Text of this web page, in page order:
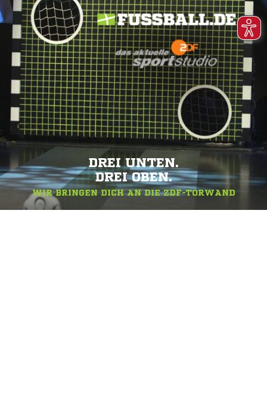
DREI UNTEN.
DREI OBEN.
WIR BRINGEN DICH AN DIE ZDF-TORWAND